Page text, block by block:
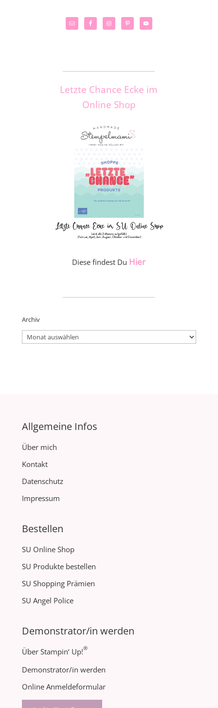
Letzte Chance Ecke im
Online Shop
Diese findest Du Hier
Archiv
Archiv
Allgemeine Infos
Über mich
Kontakt
Datenschutz
Impressum
Bestellen
SU Online Shop
SU Produkte bestellen
SU Shopping Prämien
SU Angel Police
Demonstrator/in werden
Über Stampin‘ Up!®
Demonstrator/in werden
Online Anmeldeformular